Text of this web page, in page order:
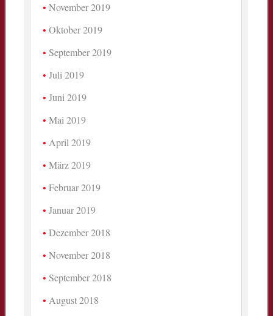
November 2019
Oktober 2019
September 2019
Juli 2019
Juni 2019
Mai 2019
April 2019
März 2019
Februar 2019
Januar 2019
Dezember 2018
November 2018
September 2018
August 2018